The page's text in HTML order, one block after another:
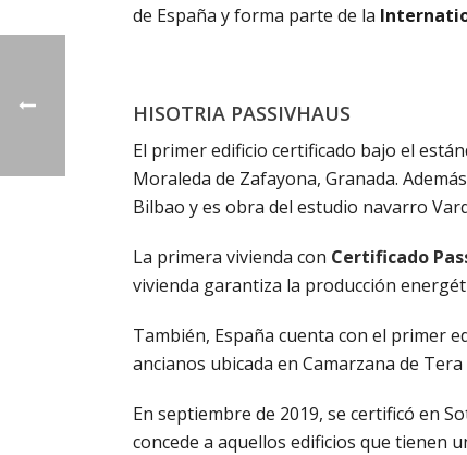
de España y forma parte de la
HISOTRIA PASSIVHAUS
El primer edificio certificado bajo el
Moraleda de Zafayona, Granada.
Bilbao y es obra del estudio navarro
La primera vivienda con Certificado
vivienda garantiza la producción
También, España cuenta con el primer
ancianos ubicada en Camarzana de
En septiembre de 2019, se certificó en
concede a aquellos edificios que tienen